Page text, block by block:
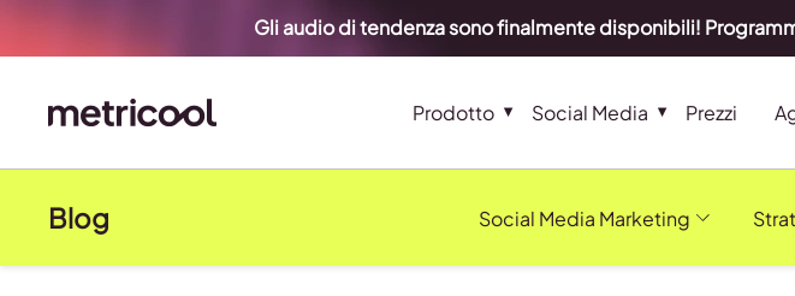
Gli audio di tendenza sono finalmente disponibili!
Prodotto Social Media Prezzi
Blog Social Media Marketing